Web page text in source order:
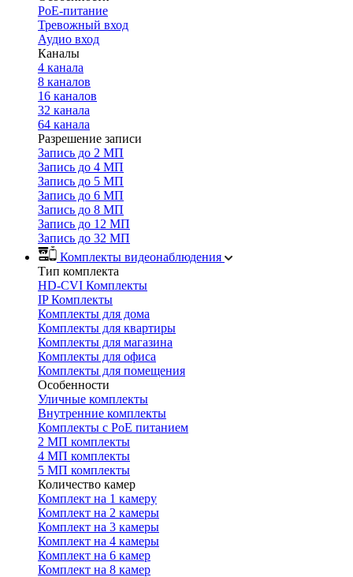
PoE-питание
Тревожный вход
Аудио вход
Каналы
4 канала
8 каналов
16 каналов
32 канала
64 канала
Разрешение записи
Запись до 2 МП
Запись до 4 МП
Запись до 5 МП
Запись до 6 МП
Запись до 8 МП
Запись до 12 МП
Запись до 32 МП
Комплекты видеонаблюдения
Тип комплекта
HD-CVI Комплекты
IP Комплекты
Комплекты для дома
Комплекты для квартиры
Комплекты для магазина
Комплекты для офиса
Комплекты для помещения
Особенности
Уличные комплекты
Внутренние комплекты
Комплекты с PoE питанием
2 МП комплекты
4 МП комплекты
5 МП комплекты
Количество камер
Комплект на 1 камеру
Комплект на 2 камеры
Комплект на 3 камеры
Комплект на 4 камеры
Комплект на 6 камер
Комплект на 8 камер